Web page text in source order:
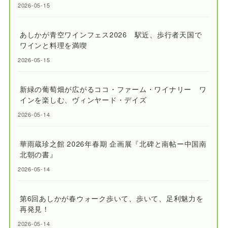
2026-05-15
あしかが青空ワインフェス2026 駅近、歩行者天国で
ワインと料理を満喫
2026-05-15
新緑の葡萄畑が広がるココ・ファーム・ワイナリー ワ
インを楽しむ、ヴィンヤード・デイズ
2026-05-14
華雨蔵珍之館 2026年春期 企画展『北碑と南帖ー中国南
北朝の書』
2026-05-14
第6回あしかが春ウォーク歩いて、歩いて、足利魅力を
再発見！
2026-05-14